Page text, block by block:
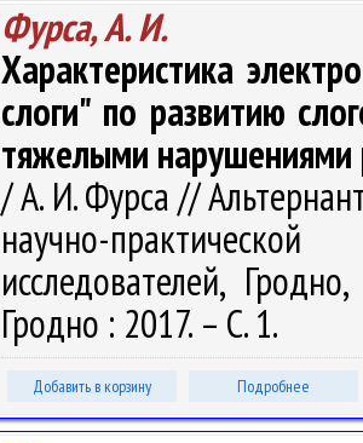
Фурса, А. И.
Характеристика
слоги" по развитию
тяжелыми нарушениями
/ А. И. Фурса //
научно-
исследователей,
Гродно : 2017. – С. 1.
Добавить в корзину Подробнее